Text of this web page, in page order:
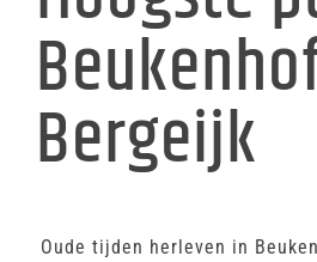
Bergeijk
Oude tijden herleven in